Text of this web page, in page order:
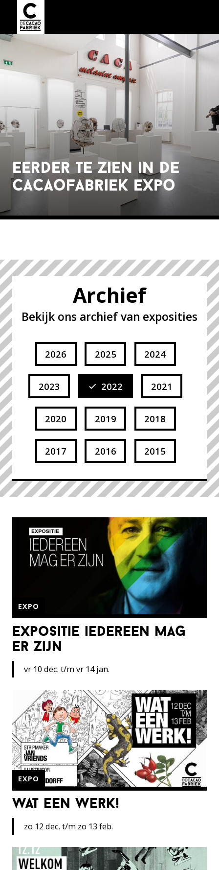
eerder te zien in de
cacaofabriek expo
Archief
Bekijk ons archief van exposities
2026 2025 2024
2023 2022 2021
2020 2019 2018
2017 2016 2015
expositie iedereen mag
er zijn
EXPO
vr 10 dec. t/m vr 14 jan.
wat een werk!
EXPO
zo 12 dec. t/m zo 13 feb.